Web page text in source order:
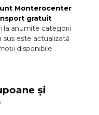
Monterocenter
gratuit
la anumite categorii
sus este actualizată
disponibile.
și